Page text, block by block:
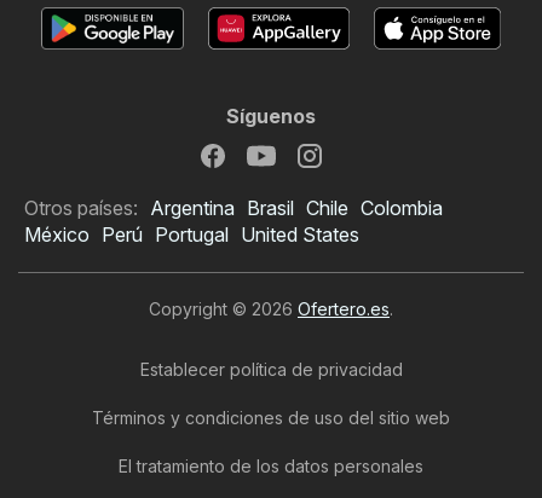
Folleto de Alcampo
Síguenos
Otros países: Argentina Brasil Chile Colombia
México Perú Portugal United States
Copyright © 2026 Ofertero.es.
Establecer política de privacidad
Términos y condiciones de uso del sitio web
El tratamiento de los datos personales